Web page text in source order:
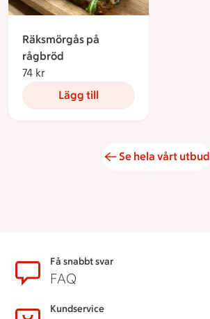
Räksmörgås på
rågbröd
74 kr
Lägg till
Se hela vårt utbud
SidfotFå snabbt svar
FAQ
Kundservice